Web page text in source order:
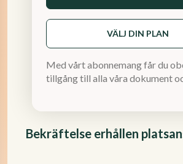
Bekräftelse erhållen
VÄLJ DIN PLAN
Med vårt abonnemang får du
tillgång till alla våra dokument